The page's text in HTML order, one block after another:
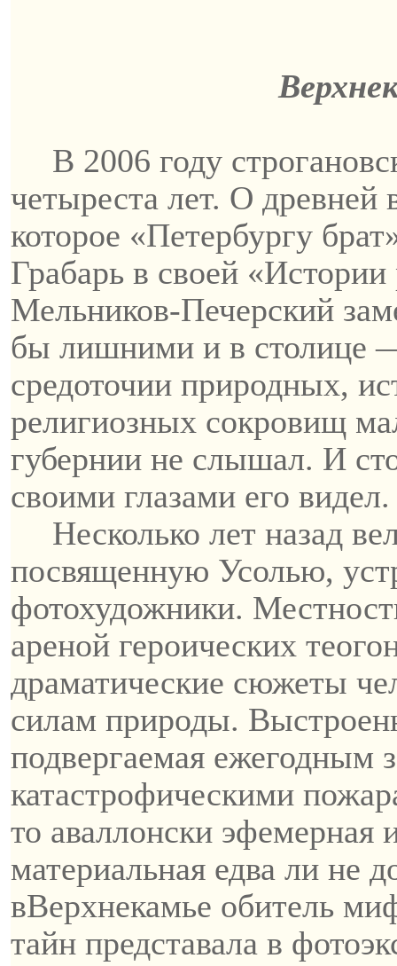
В 2006 году
четыреста лет. О древней
которое «Петербургу
Грабарь в своей «Истории
Мельников-Печерский
бы лишними и в столице
средоточии природных,
религиозных сокровищ
губернии не слышал. И
своими глазами его видел.
Несколько лет назад
посвященную Усолью,
фотохудожники.
ареной героических
драматические сюжеты
силам природы.
подвергаемая ежегодным
катастрофическими
то аваллонски эфемерная
материальная едва ли не
вВерхнекамье обитель
тайн представала в